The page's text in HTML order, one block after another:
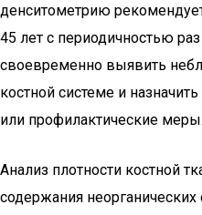
денситометрию
45 лет с периодичностью
своевременно выявить
костной системе и
или профилактические меры.
Анализ плотности костной
содержания